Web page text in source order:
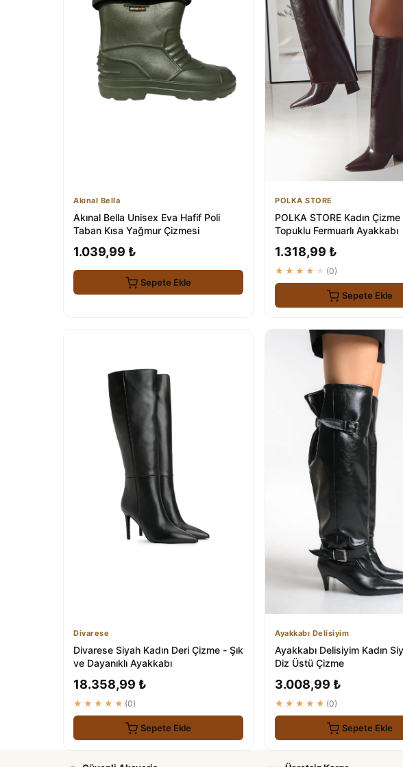
Akınal Bella
Akınal Bella Unisex Eva Hafif Poli
Taban Kısa Yağmur Çizmesi
1.039,99 ₺
Sepete Ekle
POLKA STORE
POLKA STORE Kadın
Topuklu Fermuarlı Ayakkabı
1.318,99 ₺
★★★★★ (0)
Sepete Ekle
Divarese
Divarese Siyah Kadın Deri Çizme - Şık
ve Dayanıklı Ayakkabı
18.358,99 ₺
★★★★★ (0)
Sepete Ekle
Ayakkabı Delisiyim
Ayakkabı Delisiyim Kadın
Diz Üstü Çizme
3.008,99 ₺
★★★★★ (0)
Sepete Ekle